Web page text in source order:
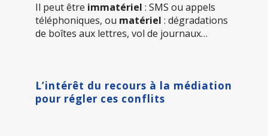
Il peut être immatériel : SMS ou appels
téléphoniques, ou matériel : dégradations
de boîtes aux lettres, vol de journaux…
L’intérêt du recours à la médiation
pour régler ces conflits